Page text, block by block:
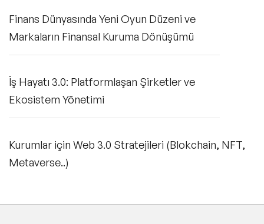
Finans Dünyasında Yeni Oyun Düzeni ve
Markaların Finansal Kuruma Dönüşümü
İş Hayatı 3.0: Platformlaşan Şirketler ve
Ekosistem Yönetimi
Kurumlar için Web 3.0 Stratejileri (Blokchain, NFT,
Metaverse..)